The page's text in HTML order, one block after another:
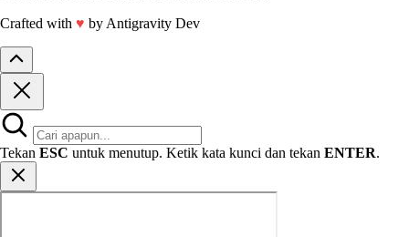
Crafted with ♥ by Antigravity Dev
Tekan ESC untuk menutup. Ketik kata kunci dan tekan ENTER.